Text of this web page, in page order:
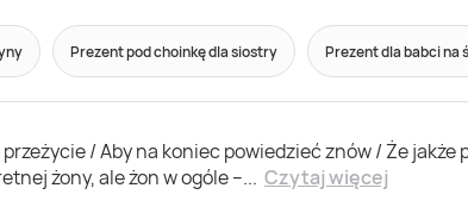
Prezent pod choinkę dla siostry Prezent dla babci na
/ Aby na koniec powiedzieć znów / Że
żony, ale żon w ogóle –... Czytaj więcej